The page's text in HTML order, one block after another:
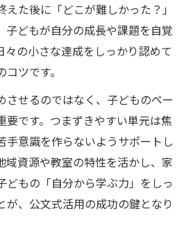
た後に「どこが難しかった？」
子どもが自分の成長や課題を自覚
々の小さな達成をしっかり認めて
ツです。
させるのではなく、子どものペー
要です。つまずきやすい単元は焦
手意識を作らないようサポートし
域資源や教室の特性を活かし、家
どもの「自分から学ぶ力」をしっ
が、公文式活用の成功の鍵となり